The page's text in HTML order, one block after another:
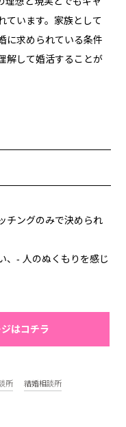
ています。家族として
に求められている条件
解して婚活することが
チングのみで決められ
、- 人のぬくもりを感じ
はコチラ
所 結婚相談所